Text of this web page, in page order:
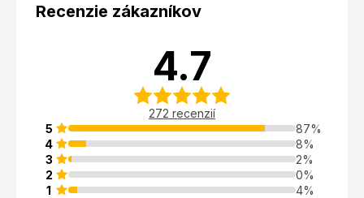
Recenzie zákazníkov
4.7
272 recenzií
5
87%
4
8%
3
2%
2
0%
1
4%